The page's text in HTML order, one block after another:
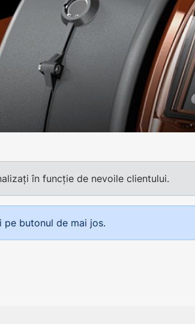
în funcție de nevoile clientului.
pe butonul de mai jos.